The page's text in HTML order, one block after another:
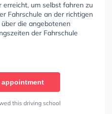
erreicht, um selbst fahren zu
Fahrschule an der richtigen
die angebotenen
der Fahrschule
appointment
this driving school